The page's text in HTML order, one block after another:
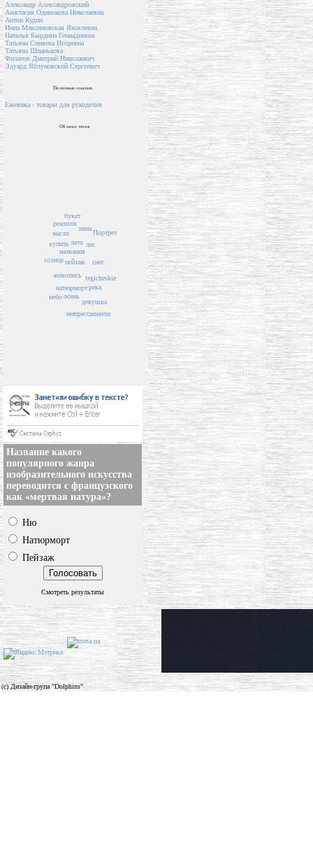
Александр Александровский
Анастасия Одинокова Николаевна
Антон Кудин
Инна Максимовская Яковлевна
Наталья Бырдина Геннадиевна
Татьяна Синяева Игоревна
Татьяна Шпанькова
Филатов Дмитрий Николаевич
Эдуард Яблуновский Сергеевич
Полезные ссылки
Ежевика - товары для рукоделия
Облако тегов
пейзаж
названия
живопись
лето
натюрморт
купить
солнце
лес
зима
осень
букет
масло
река
снег
tegicheskie
реализм
небо
импрессионизм
Портрет
девушка
Название какого
популярного жанра
изобразительного искусства
переводится с французского
как «мертвая натура»?
Ню
Натюрморт
Пейзаж
Смотреть результаты
(c) Дизайн-група "Dolphins"